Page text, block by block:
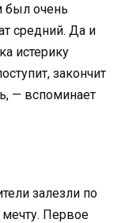
был очень
средний. Да и
истерику
закончит
— вспоминает
залезли по
Первое